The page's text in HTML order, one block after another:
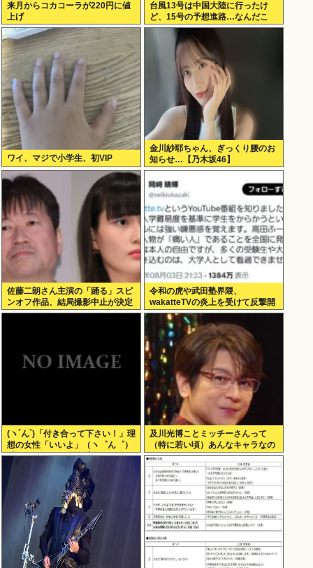
来月からコカコーラが220円に値
上げ
台風13号は中国大陸に行ったけ
ど、15号の予想進路…なんだこ
れ？
ワイ、マジで小学生、初VIP
金川紗耶ちゃん、ぎっくり腰のお
知らせ…【乃木坂46】
佐藤二朗さん主演の「踊る」スピ
ンオフ作品、結局撮影中止が決定
www
令和の虎や武田塾界隈、
wakatteTVの炎上を受けて反撃開
始
(ヽ´ん`)「付き合って下さい！」理
想の女性「いいよ」（ヽ゜ん゜）
「ほんと！？」女性「私のうんち
食べたらね」
及川光博ことミッチーさんって
（特に若い頃）あんなキャラなの
にあんまアンチおらんよな、男で
も